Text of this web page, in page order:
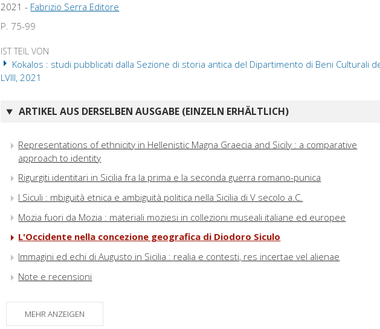
2021 - Fabrizio Serra Editore
P. 75-99
IST TEIL VON
Kokalos : studi pubblicati dalla Sezione di storia antica del Dipartimento di Beni Culturali
LVIII, 2021
ARTIKEL AUS DERSELBEN AUSGABE (EINZELN ERHÄLTLICH)
Representations of ethnicity in Hellenistic Magna Graecia and Sicily : a comparative
approach to identity
Rigurgiti identitari in Sicilia fra la prima e la seconda guerra romano-punica
I Siculi : mbiguità etnica e ambiguità politica nella Sicilia di V secolo a.C.
Mozia fuori da Mozia : materiali moziesi in collezioni museali italiane ed europee
L'Occidente nella concezione geografica di Diodoro Siculo
Immagini ed echi di Augusto in Sicilia : realia e contesti, res incertae vel alienae
Note e recensioni
MEHR ANZEIGEN